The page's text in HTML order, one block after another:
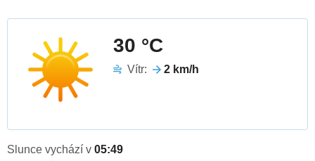
30 °C
Vítr: 2 km/h
Slunce vychází v 05:49